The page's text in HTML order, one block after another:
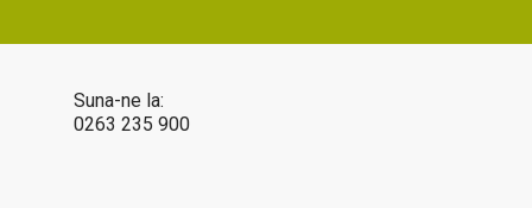
Suna-ne la:
0263 235 900